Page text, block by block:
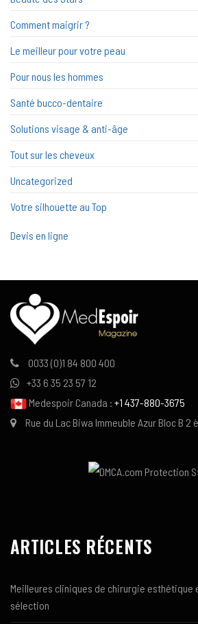
Comment maigrir ?
Le meilleur pour votre peau
Pour nous les hommes
Santé bucco-dentaire
Solutions visage & anti-âge
Tout sur les cheveux
Uncategorized
Votre silhouette au Top
Devis en ligne
0033 (0)1 84 800 400
+33 6 35 23 57 12
Medespoir Canada : +1 437-880-3675
Rue du Lac Biwa Immeuble Azur Bloc B 2
ARTICLES RÉCENTS
Meilleures cliniques de chirurgie esthétique
sélection